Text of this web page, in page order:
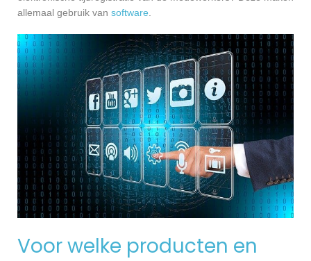
allemaal gebruik van software.
Voor welke producten en